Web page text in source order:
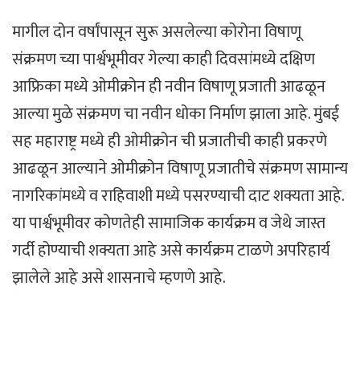
मागील दोन वर्षांपासून सुरू असलेल्या कोरोना विषाणू
संक्रमण च्या पार्श्वभूमीवर गेल्या काही दिवसांमध्ये दक्षिण
आफ्रिका मध्ये ओमीक्रोन ही नवीन विषाणू प्रजाती आढळून
आल्या मुळे संक्रमण चा नवीन धोका निर्माण झाला आहे. मुंबई
सह महाराष्ट्र मध्ये ही ओमीक्रोन ची प्रजातीची काही प्रकरणे
आढळून आल्याने ओमीक्रोन विषाणू प्रजातीचे संक्रमण सामान्य
नागरिकांमध्ये व राहिवाशी मध्ये पसरण्याची दाट शक्यता आहे.
या पार्श्वभूमीवर कोणतेही सामाजिक कार्यक्रम व जेथे जास्त
गर्दी होण्याची शक्यता आहे असे कार्यक्रम टाळणे अपरिहार्य
झालेले आहे असे शासनाचे म्हणणे आहे.